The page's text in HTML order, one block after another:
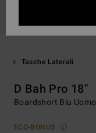
Tasche Laterali
D Bah Pro 18"
Boardshort Blu Uomo
ECO-BONUS